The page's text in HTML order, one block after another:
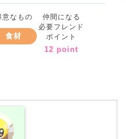
意なもの
食材
仲間になる
必要フレンド
ポイント
12 point